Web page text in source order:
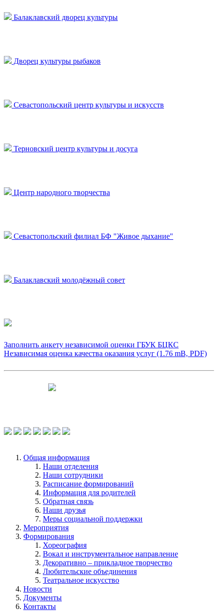
Балаклавский дворец культуры
Дворец культуры рыбаков
Севастопольский центр культуры и искусств
Терновский центр культуры и досуга
Центр народного творчества
Севастопольский филиал БФ "Живое дыхание"
Балаклавский молодёжный совет
Заполнить анкету независимой оценки ГБУК БЦКС
Независимая оценка качества оказания услуг (1.76 mB, PDF)
Общая информация
Наши отделения
Наши сотрудники
Расписание формирований
Информация для родителей
Обратная связь
Наши друзья
Меры социальной поддержки
Мероприятия
Формирования
Хореография
Вокал и инструментальное направление
Декоративно – прикладное творчество
Любительские объединения
Театральное искусство
Новости
Документы
Контакты